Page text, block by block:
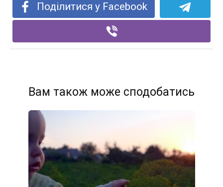
Поділитися у Facebook
Вам також може сподобатись